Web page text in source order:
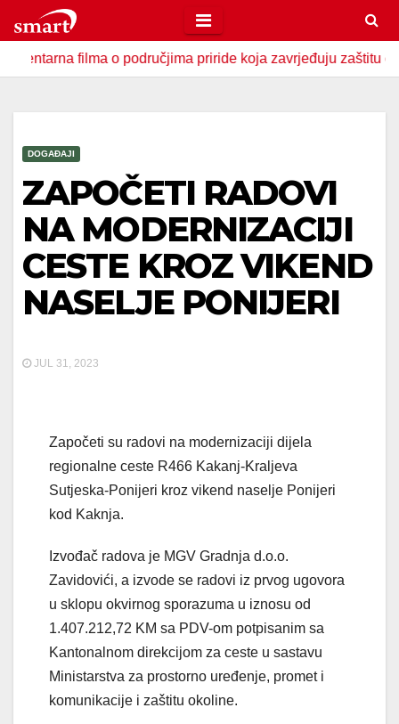
to
content
filma o područjima priride koja zavrjeđuju zaštitu države
DOGAĐAJI
ZAPOČETI RADOVI
NA MODERNIZACIJI
CESTE KROZ VIKEND
NASELJE PONIJERI
JUL 31, 2023
Započeti su radovi na modernizaciji dijela
regionalne ceste R466 Kakanj-Kraljeva
Sutjeska-Ponijeri kroz vikend naselje Ponijeri
kod Kaknja.
Izvođač radova je MGV Gradnja d.o.o.
Zavidovići, a izvode se radovi iz prvog ugovora
u sklopu okvirnog sporazuma u iznosu od
1.407.212,72 KM sa PDV-om potpisanim sa
Kantonalnom direkcijom za ceste u sastavu
Ministarstva za prostorno uređenje, promet i
komunikacije i zaštitu okoline.